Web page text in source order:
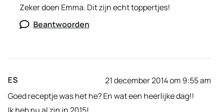
Zeker doen Emma. Dit zijn echt toppertjes!
Beantwoorden
ES
21 december 2014 om 9:55 am
Goed receptje was het he? En wat een heerlijke dag!!